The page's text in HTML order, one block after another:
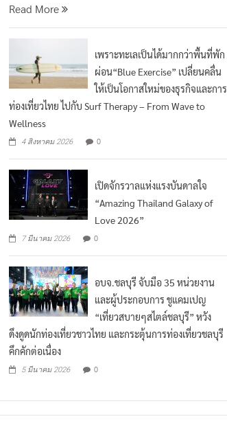
Read More
เพราะทะเลเป็นได้มากกว่าพื้นที่พัก
ผ่อน“Blue Exercise” เปลี่ยนคลื่น
ให้เป็นโอกาสใหม่ของธุรกิจและการ
ท่องเที่ยวไทย ไปกับ Surf Therapy – From Wave to
Wellness
4 สิงหาคม 2026 0
เปิดจักรวาลแห่งแรงบันดาลใจ
“Amazing Thailand Galaxy of
Love 2026”
7 มีนาคม 2026 0
อบจ.ชลบุรี จับมือ 35 หน่วยงาน
และผู้ประกอบการ ชูแคมเปญ
“เที่ยวสบายๆสไตล์ชลบุรี” หวัง
ดึงดูดนักท่องเที่ยวชาวไทย และกระตุ้นการท่องเที่ยวชลบุรี
คึกคักต่อเนื่อง
5 มีนาคม 2026 0